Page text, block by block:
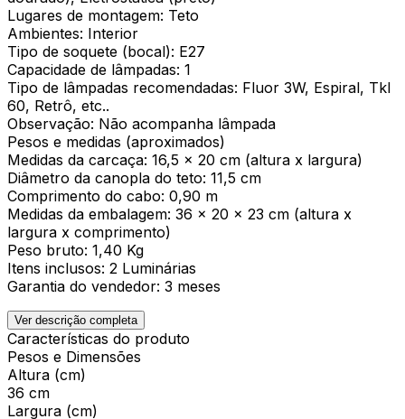
Lugares de montagem: Teto
Ambientes: Interior
Tipo de soquete (bocal): E27
Capacidade de lâmpadas: 1
Tipo de lâmpadas recomendadas: Fluor 3W, Espiral, Tkl
60, Retrô, etc..
Observação: Não acompanha lâmpada
Pesos e medidas (aproximados)
Medidas da carcaça: 16,5 x 20 cm (altura x largura)
Diâmetro da canopla do teto: 11,5 cm
Comprimento do cabo: 0,90 m
Medidas da embalagem: 36 x 20 x 23 cm (altura x
largura x comprimento)
Peso bruto: 1,40 Kg
Itens inclusos: 2 Luminárias
Garantia do vendedor: 3 meses
Ver descrição completa
Características do produto
Pesos e Dimensões
Altura (cm)
36 cm
Largura (cm)